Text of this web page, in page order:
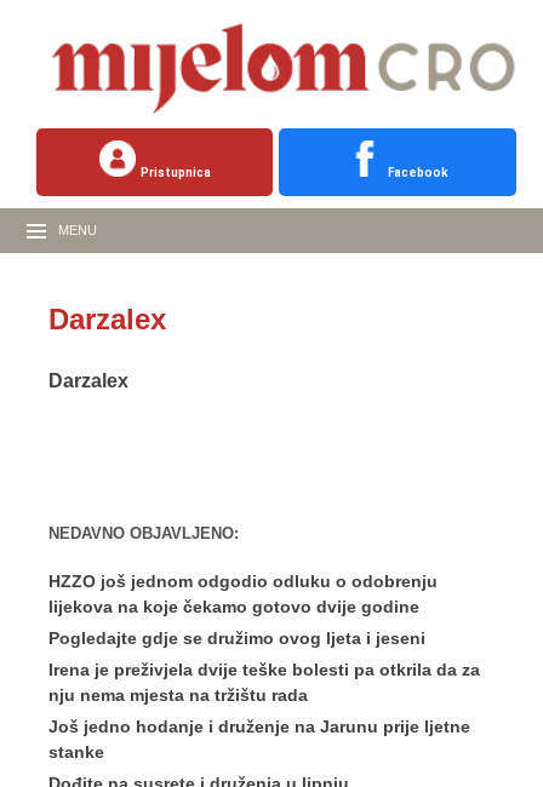
Pristupnica Facebook
MENU
Darzalex
Darzalex
NEDAVNO OBJAVLJENO:
HZZO još jednom odgodio odluku o odobrenju
lijekova na koje čekamo gotovo dvije godine
Pogledajte gdje se družimo ovog ljeta i jeseni
Irena je preživjela dvije teške bolesti pa otkrila da za
nju nema mjesta na tržištu rada
Još jedno hodanje i druženje na Jarunu prije ljetne
stanke